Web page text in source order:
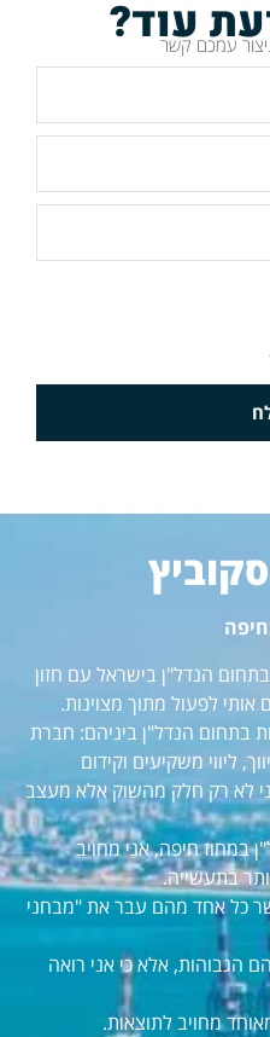
עוד?
עמכם קשר
בתחום הנדל"ן בישראל עם חזון
לפעול מתוך מצוינות.
בתחום הנדל"ן ביניהם: חברת
ליווי משקיעים וקידום
לא רק חלק מהשוק אלא מעצב
במחוז חיפה, אני מחויב
בתעשייה.
כל אחד מהם עבר את "מבחני
הגבוהות, אלא כי אני רואה
מחויב לתוצאות.